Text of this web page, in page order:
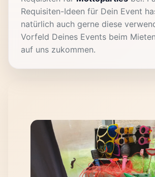
Requisiten-Ideen für Dein Event
natürlich auch gerne diese
Vorfeld Deines Events beim
auf uns zukommen.